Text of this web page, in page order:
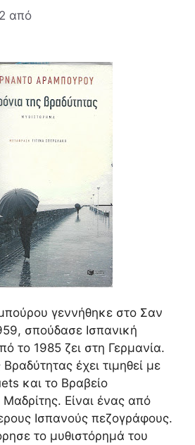
από
γεννήθηκε στο Σαν
σπούδασε Ισπανική
το 1985 ζει στη Γερμανία.
έχει τιμηθεί με
και το Βραβείο
Είναι ένας από
Ισπανούς πεζογράφους.
το μυθιστόρημά του